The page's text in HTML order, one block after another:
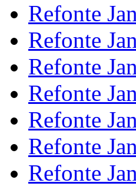
Refonte
Refonte
Refonte
Refonte
Refonte
Refonte
Refonte